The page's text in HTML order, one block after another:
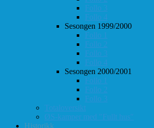
Follo 3
Follo 4
Sesongen 1999/2000
Follo 1
Follo 2
Follo 3
Follo 4
Sesongen 2000/2001
Follo 1
Follo 2
Follo 3
Totaloversikt
ØS-kamper med "Fullt hus"
Historikk